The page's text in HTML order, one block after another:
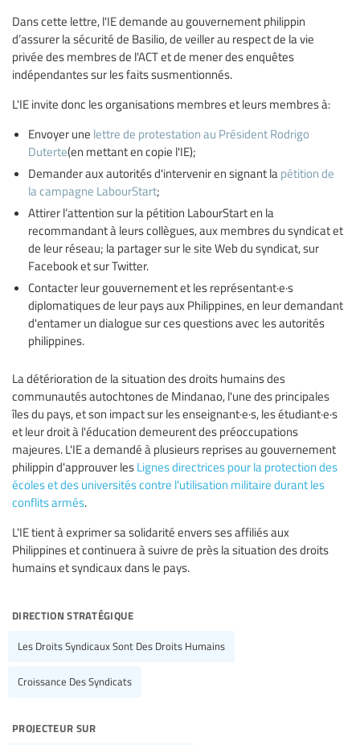
Dans cette lettre, l'IE demande au gouvernement philippin
d’assurer la sécurité de Basilio, de veiller au respect de la vie
privée des membres de l'ACT et de mener des enquêtes
indépendantes sur les faits susmentionnés.
L'IE invite donc les organisations membres et leurs membres à:
Envoyer une lettre de protestation au Président Rodrigo
Duterte(en mettant en copie l'IE);
Demander aux autorités d'intervenir en signant la pétition de
la campagne LabourStart;
Attirer l’attention sur la pétition LabourStart en la
recommandant à leurs collègues, aux membres du syndicat et
de leur réseau; la partager sur le site Web du syndicat, sur
Facebook et sur Twitter.
Contacter leur gouvernement et les représentant·e·s
diplomatiques de leur pays aux Philippines, en leur demandant
d'entamer un dialogue sur ces questions avec les autorités
philippines.
La détérioration de la situation des droits humains des
communautés autochtones de Mindanao, l'une des principales
îles du pays, et son impact sur les enseignant·e·s, les étudiant·e·s
et leur droit à l'éducation demeurent des préoccupations
majeures. L'IE a demandé à plusieurs reprises au gouvernement
philippin d'approuver les Lignes directrices pour la protection des
écoles et des universités contre l'utilisation militaire durant les
conflits armés.
L'IE tient à exprimer sa solidarité envers ses affiliés aux
Philippines et continuera à suivre de près la situation des droits
humains et syndicaux dans le pays.
direction stratégique
Les Droits Syndicaux Sont Des Droits Humains
Croissance Des Syndicats
projecteur sur